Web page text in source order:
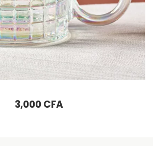
AJOUTER AU PANIER
15,000CFALe prix initial était : 15,000 CFA.
6,000